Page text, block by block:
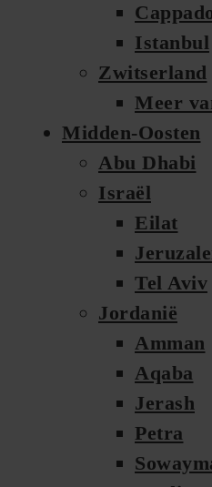
Istanbul
Zwitserland
Meer
Midden-Oosten
Abu Dhabi
Israël
Eilat
Tel Aviv
Jordanië
Amman
Aqaba
Jerash
Petra